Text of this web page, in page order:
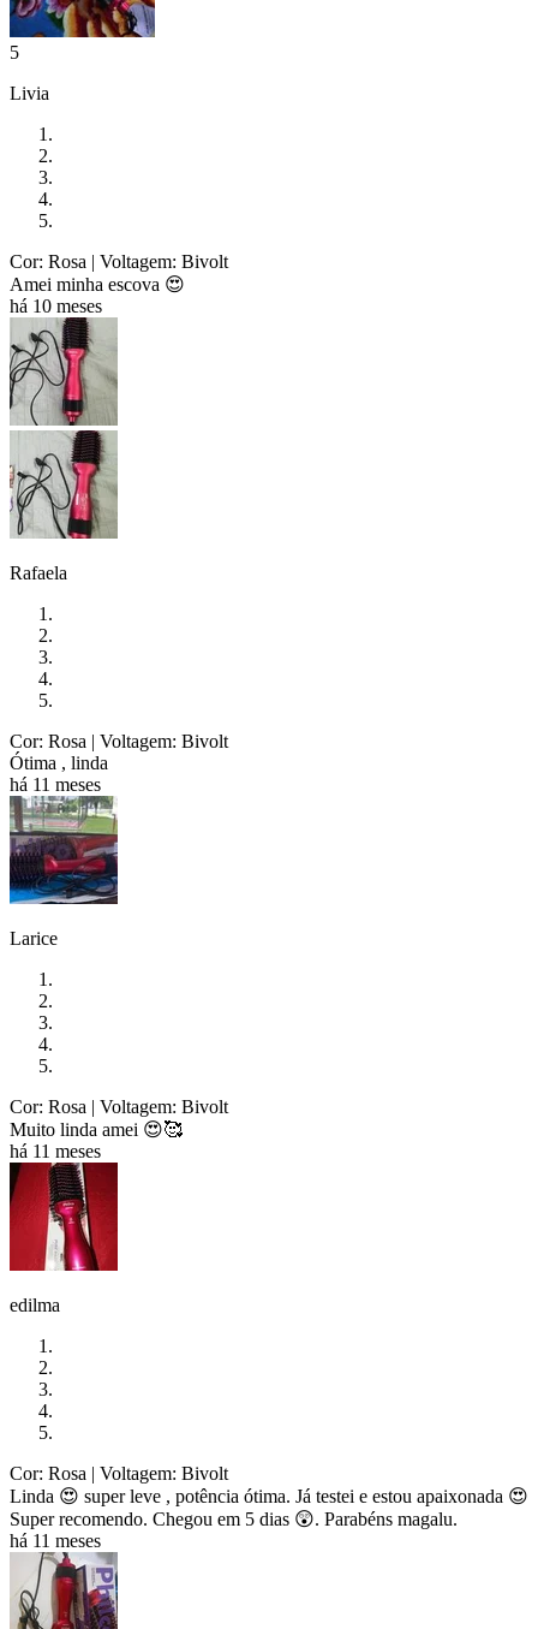
5
Livia
Cor: Rosa | Voltagem: Bivolt
Amei minha escova 😍
há 10 meses
Rafaela
Cor: Rosa | Voltagem: Bivolt
Ótima , linda
há 11 meses
Larice
Cor: Rosa | Voltagem: Bivolt
Muito linda amei 😍🥰
há 11 meses
edilma
Cor: Rosa | Voltagem: Bivolt
Linda 😍 super leve , potência ótima. Já testei e estou apaixonada 😍
Super recomendo. Chegou em 5 dias 😲. Parabéns magalu.
há 11 meses